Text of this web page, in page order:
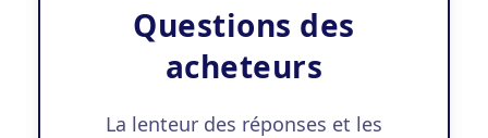
Questions des
acheteurs
La lenteur des réponses et les